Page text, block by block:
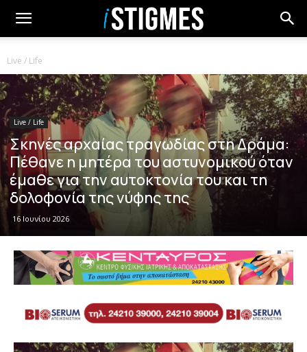
Live / Life
Live / Life
Σκηνές αρχαίας τραγωδίας στη Δράμα:
Πέθανε η μητέρα του αστυνομικού όταν
έμαθε για την αυτοκτονία του και τη
δολοφονία της νύφης της
16 Ιουνίου 2026